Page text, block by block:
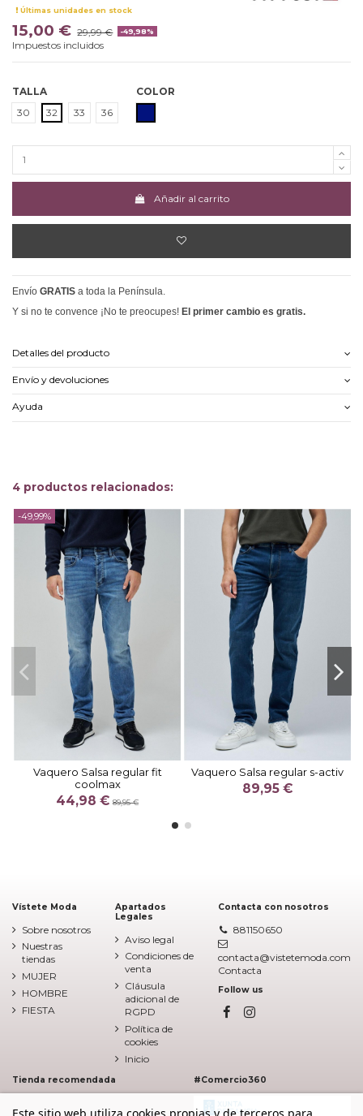
Últimas unidades en stock
15,00 € 29,99 € -49,98%
Impuestos incluidos
TALLA
30
32 33 36
COLOR
Añadir al carrito
Envío GRATIS a toda la Península.
Y si no te convence ¡No te preocupes! El primer cambio es gratis.
Detalles del producto
Envío y devoluciones
Ayuda
4 productos relacionados:
-49,99%
Vaquero Salsa regular fit
coolmax
44,98 € 89,95 €
Vaquero Salsa regular s-activ
89,95 €
Vístete Moda
Sobre nosotros
Nuestras
tiendas
MUJER
HOMBRE
FIESTA
Apartados
Legales
Aviso legal
Condiciones de
venta
Cláusula
adicional de
RGPD
Política de
cookies
Inicio
Contacta con nosotros
881150650
contacta@vistetemoda.com
Contacta
Follow us
Tienda recomendada #Comercio360